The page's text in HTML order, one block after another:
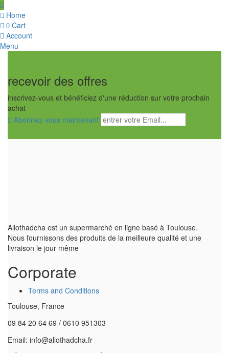
Home
0 Cart
Account
Menu
recevoir des offres
inscrivez-vous et bénéficiez d'une réduction sur votre prochain
achat
Abonnez-vous maintenant
Allothadcha est un supermarché en ligne basé à Toulouse.
Nous fournissons des produits de la meilleure qualité et une
livraison le jour même
Corporate
Terms and Conditions
Toulouse, France
09 84 20 64 69 / 0610 951303
Email: info@allothadcha.fr